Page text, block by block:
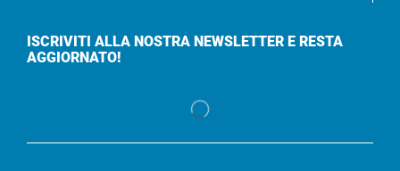
ISCRIVITI ALLA NOSTRA NEWSLETTER E RESTA
AGGIORNATO!